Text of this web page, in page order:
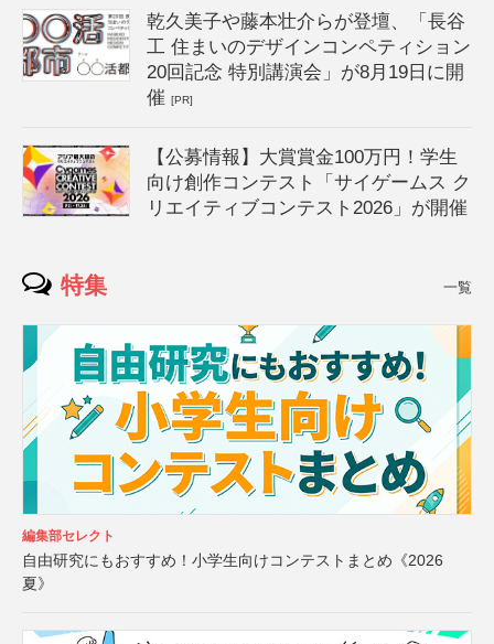
乾久美子や藤本壮介らが登壇、「長谷
工 住まいのデザインコンペティション
20回記念 特別講演会」が8月19日に開
催[PR]
【公募情報】大賞賞金100万円！学生
向け創作コンテスト「サイゲームス ク
リエイティブコンテスト2026」が開催
特集 一覧
編集部セレクト
自由研究にもおすすめ！小学生向けコンテストまとめ《2026
夏》